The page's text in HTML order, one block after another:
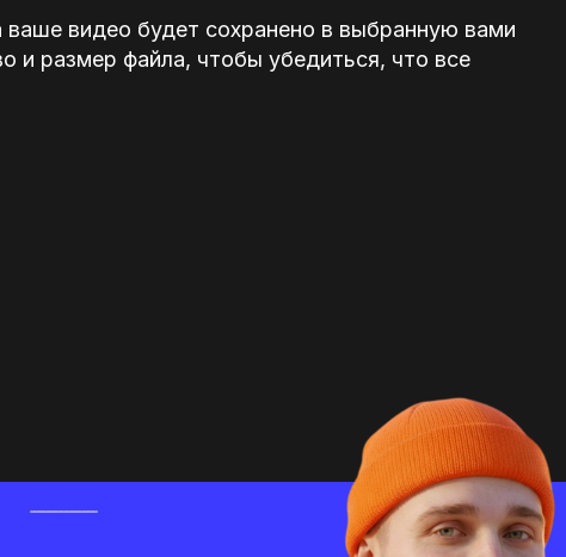
видео будет сохранено в выбранную вами
и размер файла, чтобы убедиться, что все